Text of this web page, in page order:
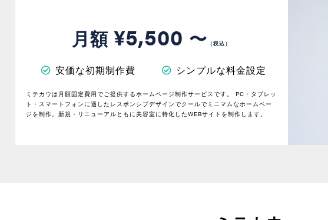
月額 ¥5,500 〜 （税込）
安価な初期制作費 シンプルな料金設定
ミテカウは月額固定費用でご提供するホームページ制作サービスです。 PC・タブレッ
ト・スマートフォンに適したレスポンシブデザインでクールでミニマムなホームペー
ジを制作。新規・リニューアルともに美容室に特化したWEBサイトを制作します。